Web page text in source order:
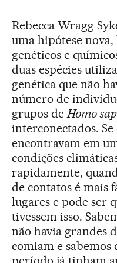
Rebecca Wragg
uma hipótese nova,
genéticos e
duas espécies
genética que não
número de
grupos deHomo
interconectados.
encontravam em
condições
rapidamente,
de contatos é mais
lugares e pode ser
tivessem isso.
não havia grandes
comiam e sabemos